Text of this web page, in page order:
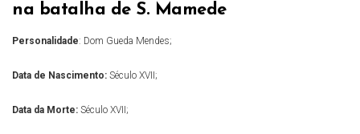
na batalha de S. Mamede
Personalidade: Dom Gueda Mendes;
Data de Nascimento: Século XVII;
Data da Morte: Século XVII;